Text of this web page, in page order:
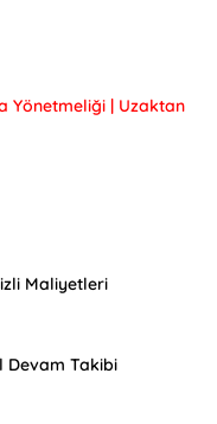
Yönetmeliği | Uzaktan
Maliyetleri
Devam Takibi